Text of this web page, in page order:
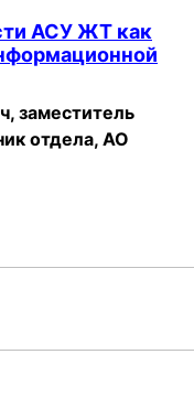
АСУ ЖТ как
заместитель
отдела, АО